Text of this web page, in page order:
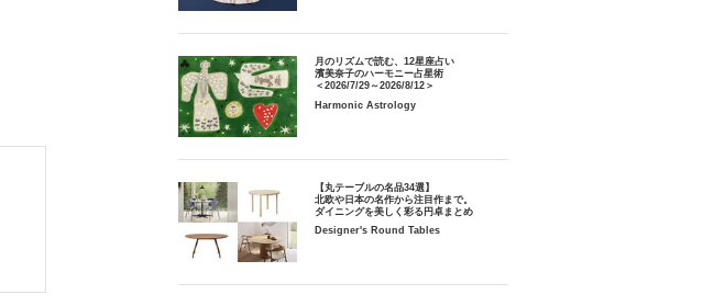
月のリズムで読む、12星座占い
濱美奈子のハーモニー占星術
＜2026/7/29～2026/8/12＞
Harmonic Astrology
【丸テーブルの名品34選】
北欧や日本の名作から注目作まで。
ダイニングを美しく彩る円卓まとめ
Designer's Round Tables